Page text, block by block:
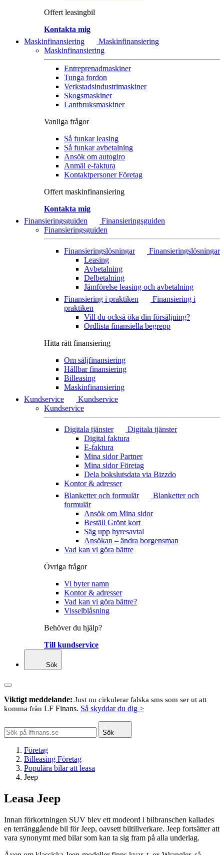
Offert leasingbil
Kontakta mig
Maskinfinansiering
Maskinfinansiering
Maskinfinansiering
Entreprenadmaskiner
Tunga fordon
Verkstadsindustrimaskiner
Skogsmaskiner
Lantbruksmaskiner
Vanliga frågor
Så funkar leasing
Så funkar avbetalning
Ansök om autogiro
Anmäl e-faktura
Kontaktpersoner Företag
Offert maskinfinansiering
Kontakta mig
Finansieringsguiden
Finansieringsguiden
Finansieringsguiden
Finansieringslösningar
Finansieringslösningar
Leasing
Avbetalning
Delbetalning
Jämförelse leasing och avbetalning
Finansiering i praktiken
Finansiering i
praktiken
Vill du också öka din försäljning?
Ordlista finansiella begrepp
Hitta rätt finansiering
Om säljfinansiering
Hållbar finansiering
Billeasing
Maskinfinansiering
Kundservice
Kundservice
Kundservice
Digitala tjänster
Digitala tjänster
Digital faktura
E-faktura
Mina sidor Partner
Mina sidor Företag
Dela bokslutsdata via Bizzdo
Kontor & adresser
Blanketter och formulär
Blanketter och
formulär
Ansök om Mina sidor
Beställ Grönt kort
Säg upp hyresavtal
Ansökan – ändra borgensman
Vad kan vi göra bättre
Övriga frågor
Vi byter namn
Kontor & adresser
Vad kan vi göra bättre?
Visselblåsning
Behöver du hjälp?
Till kundservice
Sök
Viktigt meddelande: Just nu cirkulerar falska sms som ser ut att
komma från LF Finans. Så skyddar du dig >
Sök
Företag
Billeasing Företag
Populära bilar att leasa
Jeep
Leasa Jeep
Innan förkortningen SUV blev ett modeord i bilbranschen kallades
en terränggående bil för Jeep, oavsett biltillverkare. Jeep fortsätter att
vara synonymt med bilar som kan ta sig fram på alla underlag.